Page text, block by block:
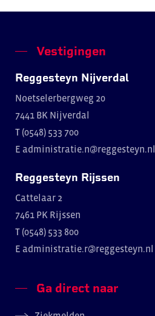
Vestigingen
Reggesteyn Nijverdal
Noetselerbergweg 20
7441 BK Nijverdal
T (0548) 533 700
E administratie.n@reggesteyn.nl
Reggesteyn Rijssen
Cattelaar 2
7461 PK Rijssen
T (0548) 533 800
E administratie.r@reggesteyn.nl
Ga direct naar